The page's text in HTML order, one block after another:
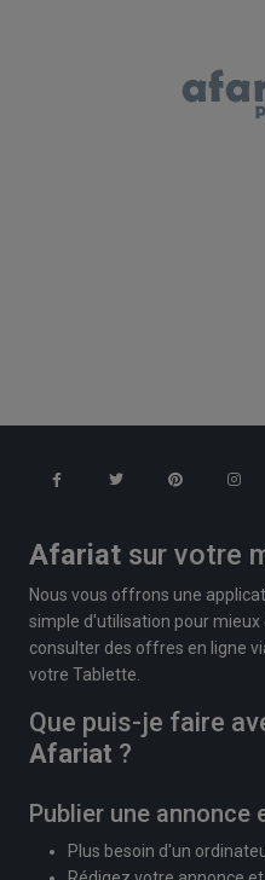
Afariat sur votre
Nous vous offrons une
simple d'utilisation pour
consulter des offres en ligne
votre Tablette.
Que puis-je faire
Afariat ?
Publier une annonce
Plus besoin d'un